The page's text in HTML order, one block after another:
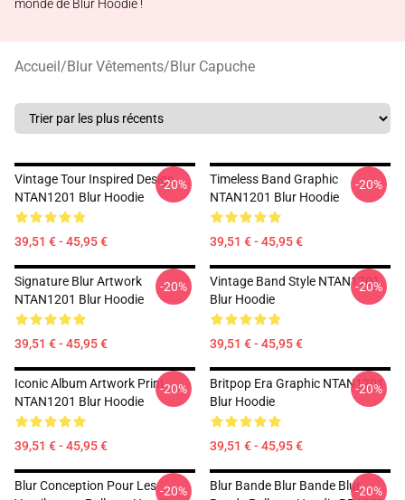
monde de Blur Hoodie !
Accueil/Blur Vêtements/Blur Capuche
Vintage Tour Inspired Design
NTAN1201 Blur Hoodie
39,51 € - 45,95 €
-20%
Timeless Band Graphic
NTAN1201 Blur Hoodie
39,51 € - 45,95 €
-20%
Signature Blur Artwork
NTAN1201 Blur Hoodie
39,51 € - 45,95 €
-20%
Vintage Band Style NTAN1201
Blur Hoodie
39,51 € - 45,95 €
-20%
Iconic Album Artwork Print
NTAN1201 Blur Hoodie
39,51 € - 45,95 €
-20%
Britpop Era Graphic NTAN1201
Blur Hoodie
39,51 € - 45,95 €
-20%
Blur Conception Pour Les -20%
Blur Bande Blur Bande Blur-20%